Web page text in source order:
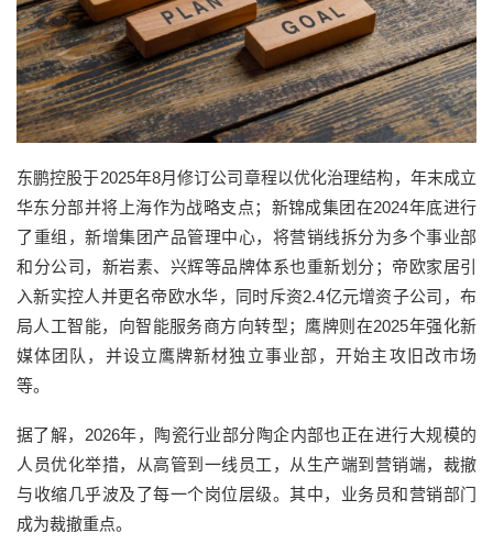
东鹏控股于2025年8月修订公司章程以优化治理结构，年末成立
华东分部并将上海作为战略支点；新锦成集团在2024年底进行
了重组，新增集团产品管理中心，将营销线拆分为多个事业部
和分公司，新岩素、兴辉等品牌体系也重新划分；帝欧家居引
入新实控人并更名帝欧水华，同时斥资2.4亿元增资子公司，布
局人工智能，向智能服务商方向转型；鹰牌则在2025年强化新
媒体团队，并设立鹰牌新材独立事业部，开始主攻旧改市场
等。
据了解，2026年，陶瓷行业部分陶企内部也正在进行大规模的
人员优化举措，从高管到一线员工，从生产端到营销端，裁撤
与收缩几乎波及了每一个岗位层级。其中，业务员和营销部门
成为裁撤重点。